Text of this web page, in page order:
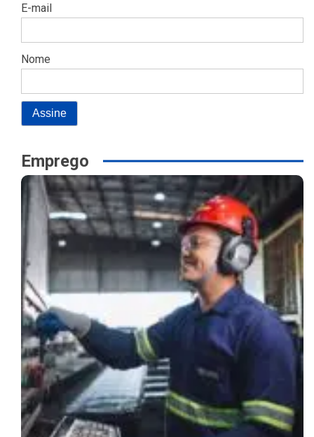
E-mail
Nome
Emprego